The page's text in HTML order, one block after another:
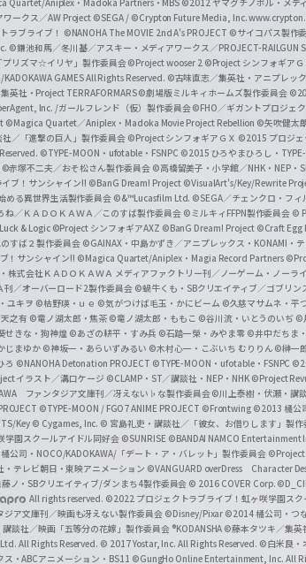
Quartet/Aniplex・Madoka Partners・MBS ©2012 ヤマグチノボル・メデ
ークス／AW Project ©SEGA / ©Crypton Future Media, Inc.
ラブライブ！ ©NANOHA The MOVIE 2nd A's PROJECT ©サイコパス製作
©鎌池和馬／冬川基／アスキー・メディアワークス／PROJECT-RAILGUN S
プリズマ☆イリヤ」製作委員会©Project wooser 2 ©Project シンフォギアＧ
GAMES All Rights Reserved. ©古味直志／集英社・アニプレッ
英社・Project TERRAFORMARS©劇場版ミルキィホームズ製作委員会
Inc. /ガールフレンド（仮）製作委員会©FHO／ギガントプロジェ
©Magica Quartet／Aniplex・Madoka Movie Project Rebellion ©矢吹健太
／「進撃の巨人」製作委員会 ©Project シンフォギアＧＸ ©2015 プロジェ
©TYPE-MOON・ufotable・FSNPC ©2015 ひろやまひろし・
©赤塚不二夫／おそ松さん製作委員会 ©高橋留美子・小学館／NHK・NEP・
ブ！サンシャイン!! ©BanG Dream! Project ©VisualArt's/Key/Rewrite
める異世界生活製作委員会 ©&™Lucasfilm Ltd. ©SEGA／チェンクロ・フィ
／ＫＡＤＯＫＡＷＡ／このすば製作委員会 ©ミルキィFFPN製作委員会 ©
& Logic ©Project シンフォギアAXZ ©BanG Dream! Project ©Craft Egg
すば２製作委員会 ©GAINAX・中島かずき／アニプレックス・KONAMI・テ
！サンシャイン!! ©Magica Quartet/Aniplex・Magia Record Partners
株式会社ＫＡＤＯＫＡＷＡ メディアファクトリー刊／ノーゲーム・ノーラ
／オーバーロード2製作委員会 ©蝸牛くも・SBクリエイティブ／ゴブリン
ユキヲ ©枯野瑛・ｕｅ ©気がつけば毛玉・かにビーム ©久慈マサムネ・平
之有 ©竜ノ湖太郎・焦茶 ©竜ノ湖太郎・ももこ ©谷川流・いとうのいぢ ©
せきな・狗神煌 ©あざの耕平・すみ兵 ©石踏一榮・みやま零 ©井中だちま
じまゆか ©神坂一・あらいずみるい ©木村心一・こぶいち むりりん ©榊一
ろ ©NANOHA Detonation PROJECT ©TYPE-MOON・ufotable・FSNPC
イラスト／溝口ケージ ©CLAMP・ST／講談社・NEP・NHK ©Project
ファンタジア文庫刊／冴えない♭な製作委員会©川上泰樹・伏瀬・講
©TYPE-MOON / FGO7 ANIME PROJECT ©Frontwing ©2013 橘公
Key © Cygames, Inc. © 宮島礼吏・講談社／「彼女、お借りします」製作
園スクールアイドル同好会 ©SUNRISE ©BANDAI NAMCO Entertainment
公司・NOCO/KADOKAWA/「デート・ア・バレット」製作委員会 ©Project
テレビ朝日・東映アニメーション ©VANGUARD overDress Character
ノ・SBクリエイティブ/ダンまち4製作委員会 © 2016 COVER Corp.
All rights reserved. ©2022 プロジェクトラブライブ！虹ヶ咲学園スク
ア文庫刊／映画も冴えない製作委員会 ©Disney/Pixar ©2014 橘公司・つ
談社／映画「五等分の花嫁」製作委員会 ®KODANSHA ©藤本タツキ／集英
All Rights Reserved. © 2017 Yostar, Inc. All Rights Reserved. ©白米良・
・ABCアニメーション・BS11 ©GungHo Online Entertainment, Inc. All